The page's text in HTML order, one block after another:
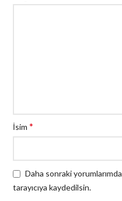
İsim *
Daha sonraki
tarayıcıya kaydedilsin.